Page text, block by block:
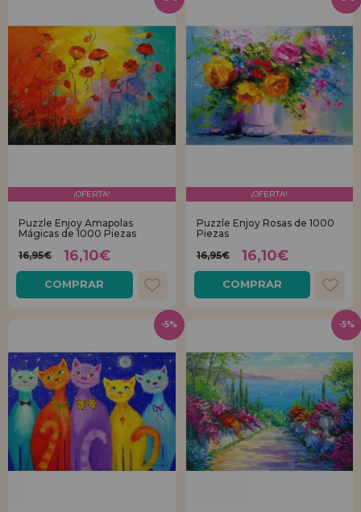
¡OFERTA!
Puzzle Enjoy Amapolas
Mágicas de 1000 Piezas
16,95€
16,10€
COMPRAR
¡OFERTA!
Puzzle Enjoy Rosas de 1000
Piezas
16,95€
16,10€
COMPRAR
-5% -5%